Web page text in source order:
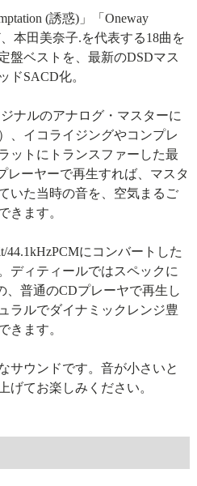
(誘惑)」「Oneway
、本田美奈子.を代表する18曲を
盤ベストを、最新のDSDマス
ドSACD化。
ナルのアナログ・マスターに
、イコライジングやコンプレ
ットにトランスファーした最
レーヤーで再生すれば、マスタ
いた当時の音を、空気まるご
きます。
44.1kHzPCMにコンバートした
ディティールではスペックに
、普通のCDプレーヤで再生し
ラルでダイナミックレンジ豊
きます。
サウンドです。音が小さいと
げてお楽しみください。